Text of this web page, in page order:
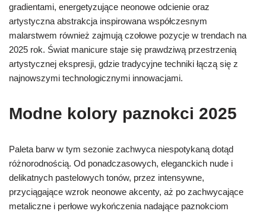
gradientami, energetyzujące neonowe odcienie oraz
artystyczna abstrakcja inspirowana współczesnym
malarstwem również zajmują czołowe pozycje w trendach na
2025 rok. Świat manicure staje się prawdziwą przestrzenią
artystycznej ekspresji, gdzie tradycyjne techniki łączą się z
najnowszymi technologicznymi innowacjami.
Modne kolory paznokci 2025
Paleta barw w tym sezonie zachwyca niespotykaną dotąd
różnorodnością. Od ponadczasowych, eleganckich nude i
delikatnych pastelowych tonów, przez intensywne,
przyciągające wzrok neonowe akcenty, aż po zachwycające
metaliczne i perłowe wykończenia nadające paznokciom